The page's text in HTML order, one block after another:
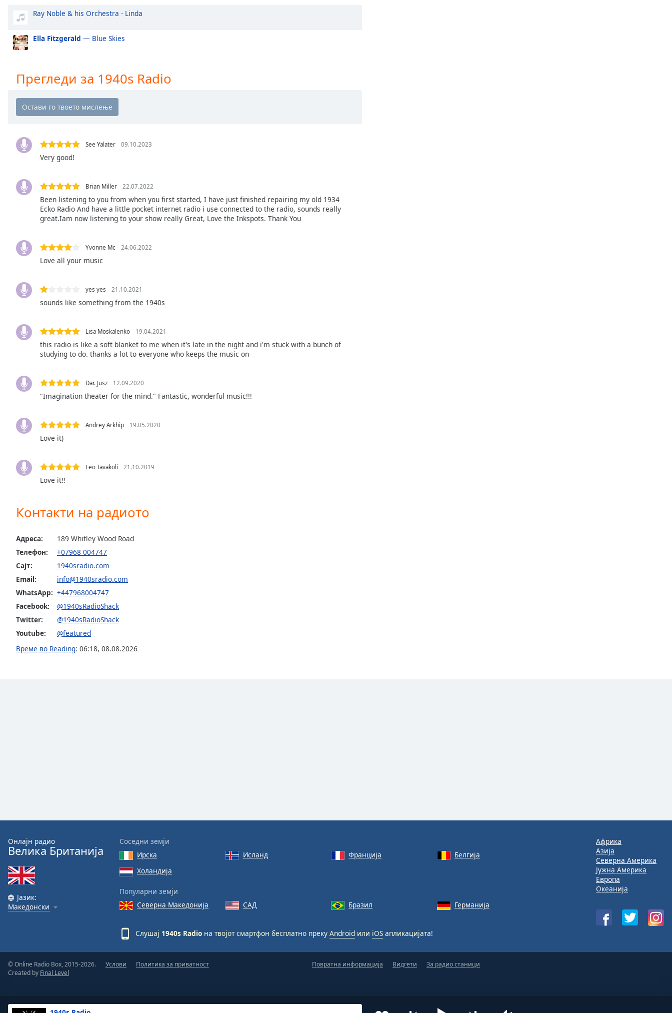
dialog
Escape
close
window.
Background
Color
Opacity
Background
Style
Close
Modal
dialog
window.
Ray Noble & his Orchestra - Linda
Ella Fitzgerald — Blue Skies
Прегледи за 1940s Radio
See Yalater 09.10.2023
Very good!
Brian Miller 22.07.2022
Been listening to you from when you first started, I have just finished repairing my old 1934
Ecko Radio And have a little pocket internet radio i use connected to the radio, sounds really
great.Iam now listening to your show really Great, Love the Inkspots. Thank You
Yvonne Mc 24.06.2022
Love all your music
yes yes 21.10.2021
sounds like something from the 1940s
Lisa Moskalenko 19.04.2021
this radio is like a soft blanket to me when it's late in the night and i'm stuck with a bunch of
studying to do. thanks a lot to everyone who keeps the music on
Dar. Jusz 12.09.2020
"Imagination theater for the mind." Fantastic, wonderful music!!!
Andrey Arkhip 19.05.2020
Love it)
Leo Tavakoli 21.10.2019
Love it!!
Контакти на радиото
Адреса:
189 Whitley Wood Road
Телефон:
+07968 004747
Сајт:
1940sradio.com
Email:
info@1940sradio.com
WhatsApp: +447968004747
Facebook:
@1940sRadioShack
Twitter:
@1940sRadioShack
Youtube:
@featured
Време во Reading: 06:18, 08.08.2026
Онлајн радио
Велика Британија
Јазик:
Македонски
Соседни земји
Ирска
Исланд Франција
Белгија
Холандија
Популарни земји
Северна Македонија
САД Бразил Германија
Слушај 1940s Radio на твојот смартфон бесплатно преку Android или iOS апликацијата!
Африка
Азија
Северна Америка
Јужна Америка
Европа
Океанија
© Online Radio Box, 2015-2026.
Created by Final Level
Услови Политика за приватност Повратна информација Видгети За радио станици